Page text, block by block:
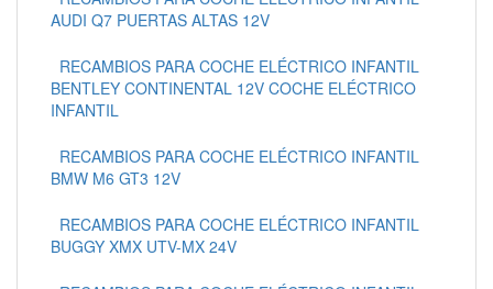
AUDI Q7 PUERTAS ALTAS 12V
RECAMBIOS PARA COCHE ELÉCTRICO INFANTIL
BENTLEY CONTINENTAL 12V COCHE ELÉCTRICO
INFANTIL
RECAMBIOS PARA COCHE ELÉCTRICO INFANTIL
BMW M6 GT3 12V
RECAMBIOS PARA COCHE ELÉCTRICO INFANTIL
BUGGY XMX UTV-MX 24V